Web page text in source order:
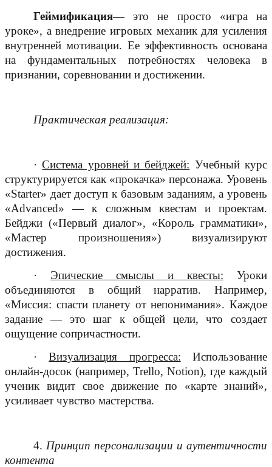
Геймификация— это не просто «игра на
уроке», а внедрение игровых механик для усиления
внутренней мотивации. Ее эффективность основана
на фундаментальных потребностях человека в
признании, соревновании и достижении.
Практическая реализация:
·Система уровней и бейджей: Учебный курс
структурируется как «прокачка» персонажа. Уровень
«Starter» дает доступ к базовым заданиям, а уровень
«Advanced» — к сложным квестам и проектам.
Бейджи («Первый диалог», «Король грамматики»,
«Мастер произношения») визуализируют
достижения.
· Эпические смыслы и квесты: Уроки
объединяются в общий нарратив. Например,
«Миссия: спасти планету от непонимания». Каждое
задание — это шаг к общей цели, что создает
ощущение сопричастности.
·Визуализация прогресса: Использование
онлайн-досок (например, Trello, Notion), где каждый
ученик видит свое движение по «карте знаний»,
усиливает чувство мастерства.
4. Принцип персонализации и аутентичности
контента